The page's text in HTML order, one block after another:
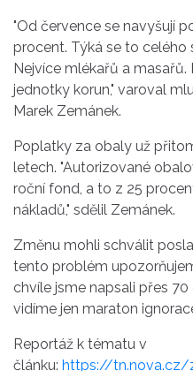
"Od července se navyšují
procent. Týká se to celého
Nejvíce mlékařů a
jednotky korun," varoval
Marek Zemánek.
Poplatky za obaly už
letech. "Autorizované
roční fond, a to z 25
nákladů," sdělil Zemánek.
Změnu mohli schválit
tento problém
chvíle jsme napsali přes
vidíme jen maraton
Reportáž k tématu v
článku: https://tn.nova.cz/